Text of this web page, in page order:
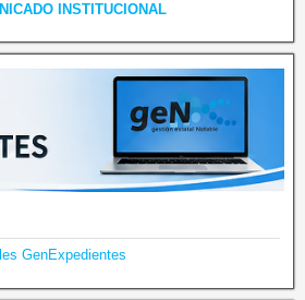
INSTITUCIONAL
GenExpedientes